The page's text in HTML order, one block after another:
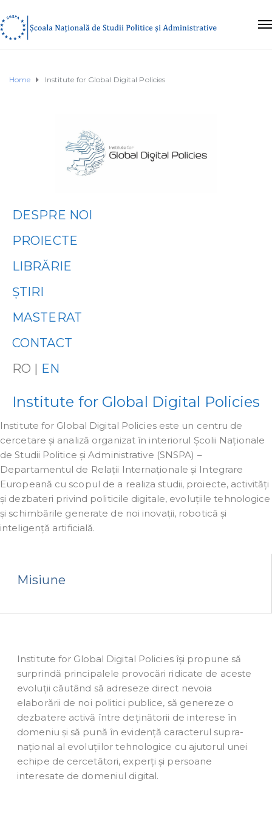
Home Institute for Global Digital Policies
DESPRE NOI
PROIECTE
LIBRĂRIE
ȘTIRI
MASTERAT
CONTACT
RO | EN
Institute for Global Digital Policies
Institute for Global Digital Policies este un centru de
cercetare și analiză organizat în interiorul Școlii Naționale
de Studii Politice și Administrative (SNSPA) –
Departamentul de Relații Internaționale și Integrare
Europeană cu scopul de a realiza studii, proiecte, activități
și dezbateri privind politicile digitale, evoluțiile tehnologice
și schimbările generate de noi inovații, robotică și
inteligență artificială.
Misiune
Institute for Global Digital Policies își propune să
surprindă principalele provocări ridicate de aceste
evoluții căutând să adreseze direct nevoia
elaborării de noi politici publice, să genereze o
dezbatere activă între deținătorii de interese în
domeniu și să pună în evidență caracterul supra-
național al evoluțiilor tehnologice cu ajutorul unei
echipe de cercetători, experți și persoane
interesate de domeniul digital.